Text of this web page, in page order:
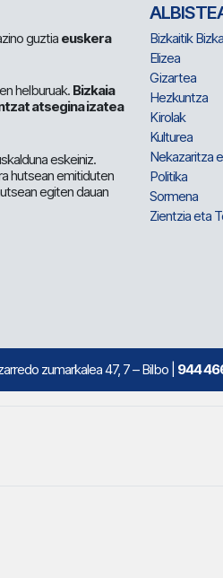
guztia euskera
helburuak. Bizkaia
atsegina izatea
eskeiniz.
hutsean emitiduten
egiten dauan
Bizkaitik
Elizea
Gizartea
Hezkuntza
Kirolak
Kulturea
Nekazaritza
Politika
Sormena
Zientzia eta
zumarkalea 47, 7 – Bilbo | 944